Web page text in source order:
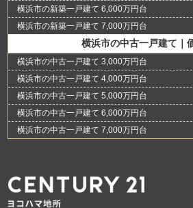
横浜市の新築一戸建て 6,000万円台
横浜市の新築一戸建て 7,000万円台
横浜市の中古一戸建て｜
横浜市の中古一戸建て 3,000万円台
横浜市の中古一戸建て 4,000万円台
横浜市の中古一戸建て 5,000万円台
横浜市の中古一戸建て 6,000万円台
横浜市の中古一戸建て 7,000万円台